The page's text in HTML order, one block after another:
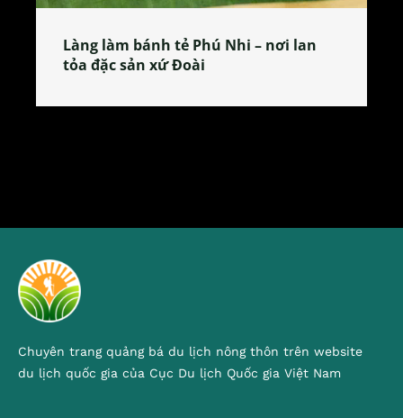
Làng làm bánh tẻ Phú Nhi – nơi lan
tỏa đặc sản xứ Đoài
Chuyên trang quảng bá du lịch nông thôn trên website
du lịch quốc gia của Cục Du lịch Quốc gia Việt Nam